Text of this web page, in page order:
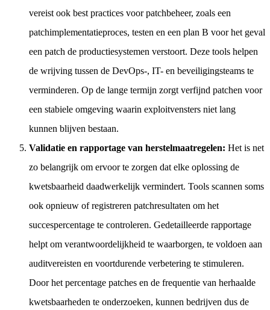
vereist ook best practices voor patchbeheer, zoals een
patchimplementatieproces, testen en een plan B voor het geval
een patch de productiesystemen verstoort. Deze tools helpen
de wrijving tussen de DevOps-, IT- en beveiligingsteams te
verminderen. Op de lange termijn zorgt verfijnd patchen voor
een stabiele omgeving waarin exploitvensters niet lang
kunnen blijven bestaan.
Validatie en rapportage van herstelmaatregelen: Het is net
zo belangrijk om ervoor te zorgen dat elke oplossing de
kwetsbaarheid daadwerkelijk vermindert. Tools scannen soms
ook opnieuw of registreren patchresultaten om het
succespercentage te controleren. Gedetailleerde rapportage
helpt om verantwoordelijkheid te waarborgen, te voldoen aan
auditvereisten en voortdurende verbetering te stimuleren.
Door het percentage patches en de frequentie van herhaalde
kwetsbaarheden te onderzoeken, kunnen bedrijven dus de